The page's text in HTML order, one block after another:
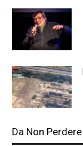
Da Non Perdere